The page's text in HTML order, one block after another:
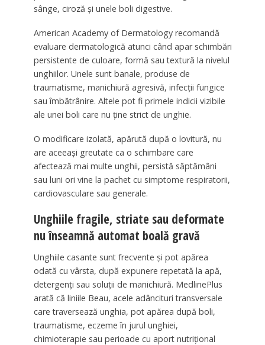
sânge, ciroză și unele boli digestive.
American Academy of Dermatology recomandă
evaluare dermatologică atunci când apar schimbări
persistente de culoare, formă sau textură la nivelul
unghiilor. Unele sunt banale, produse de
traumatisme, manichiură agresivă, infecții fungice
sau îmbătrânire. Altele pot fi primele indicii vizibile
ale unei boli care nu ține strict de unghie.
O modificare izolată, apărută după o lovitură, nu
are aceeași greutate ca o schimbare care
afectează mai multe unghii, persistă săptămâni
sau luni ori vine la pachet cu simptome respiratorii,
cardiovasculare sau generale.
Unghiile fragile, striate sau deformate
nu înseamnă automat boală gravă
Unghiile casante sunt frecvente și pot apărea
odată cu vârsta, după expunere repetată la apă,
detergenți sau soluții de manichiură. MedlinePlus
arată că liniile Beau, acele adâncituri transversale
care traversează unghia, pot apărea după boli,
traumatisme, eczeme în jurul unghiei,
chimioterapie sau perioade cu aport nutrițional